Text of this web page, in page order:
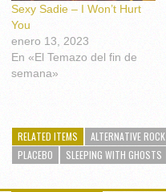
Sexy Sadie – I Won’t Hurt
You
enero 13, 2023
En «El Temazo del fin de
semana»
RELATED ITEMS ALTERNATIVE ROCK
PLACEBO
SLEEPING WITH GHOSTS